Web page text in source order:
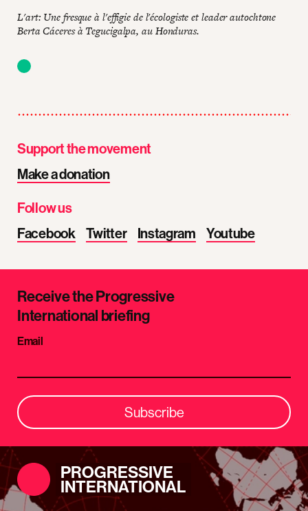
L'art: Une fresque à l'effigie de l'écologiste et leader autochtone
Berta Cáceres à Tegucigalpa, au Honduras.
Support the movement
Make a donation
Follow us
Facebook
Twitter Instagram Youtube
Receive the Progressive
International briefing
Email
Subscribe
PROGRESSIVE
INTERNATIONAL